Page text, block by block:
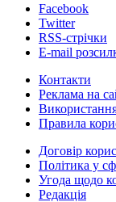
Facebook
Twitter
RSS-стрічки
E-mail
Контакти
Реклама на
Правила
Договір
Політика у
Угода щодо
Редакція